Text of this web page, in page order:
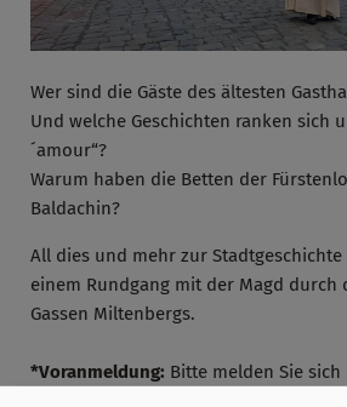
Wer sind die Gäste des ältesten
Und welche Geschichten ranken sich
´amour“?
Warum haben die Betten der
Baldachin?
All dies und mehr zur
einem Rundgang mit der Magd durch
Gassen Miltenbergs.
*Voranmeldung: Bitte melden Sie